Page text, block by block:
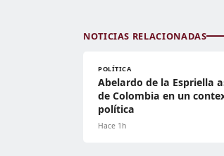
NOTICIAS RELACIONADAS
POLÍTICA
Abelardo de la Espriella
de Colombia en un
política
Hace 1h